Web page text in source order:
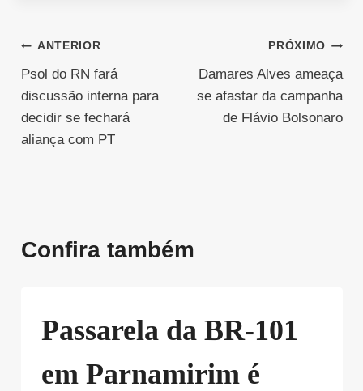
Navegação
de
Post
ANTERIOR
Psol do RN fará
discussão interna para
decidir se fechará
aliança com PT
PRÓXIMO
Damares Alves ameaça
se afastar da campanha
de Flávio Bolsonaro
Confira também
Passarela da BR-101
em Parnamirim é